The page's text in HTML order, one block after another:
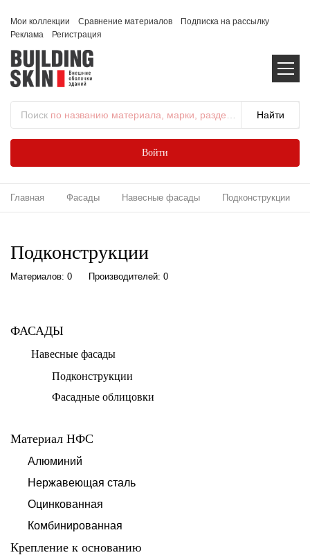
Мои коллекции Сравнение материалов
Подписка на рассылку
Реклама
Регистрация
Поиск по названию материала, марки, раздела...
Войти
Главная Фасады Навесные фасады Подконструкции
Подконструкции
Материалов: 0 Производителей: 0
ФАСАДЫ
Навесные фасады
Подконструкции
Фасадные облицовки
Материал НФС
Алюминий
Нержавеющая сталь
Оцинкованная
Комбинированная
Крепление к основанию